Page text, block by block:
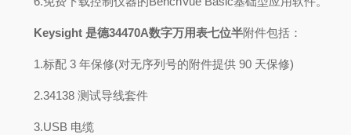
Keysight 是德34470A数字万用表七位半附件包括：
1.标配 3 年保修(对无序列号的附件提供 90 天保修)
2.34138 测试导线套件
3.USB 电缆